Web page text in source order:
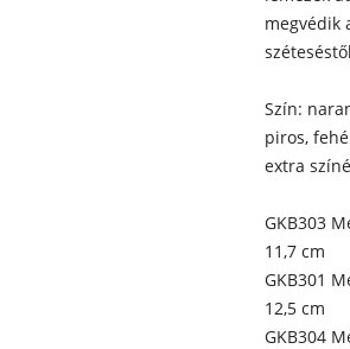
megvédik
Szín:
piros,
extra
GKB303
11,7 cm
GKB301
12,5 cm
GKB304